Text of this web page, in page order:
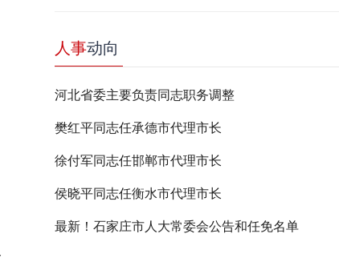
人事动向
河北省委主要负责同志职务调整
樊红平同志任承德市代理市长
徐付军同志任邯郸市代理市长
侯晓平同志任衡水市代理市长
最新！石家庄市人大常委会公告和任免名单